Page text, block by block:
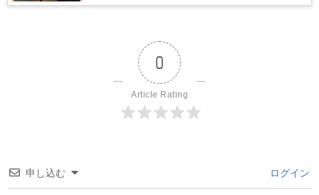
0
Article Rating
申し込む ログイン